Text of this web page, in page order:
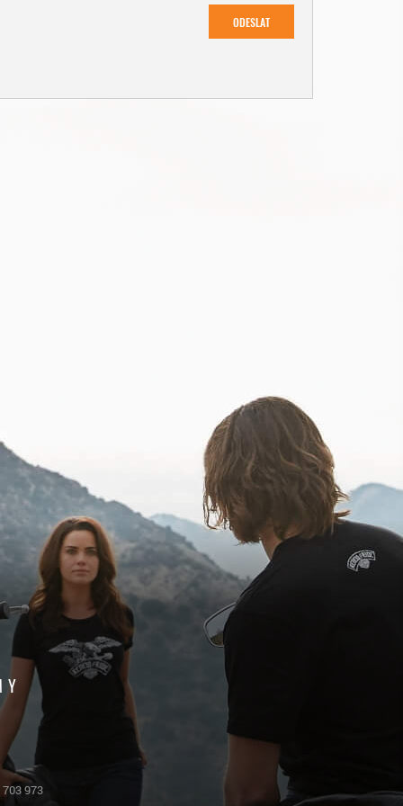
ODESLAT
973